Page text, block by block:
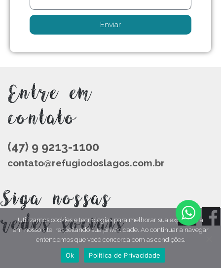
Enviar
Entre em
contato
(47) 9 9213-1100
contato@refugiodoslagos.com.br
Siga nossas
redes sociais
Utilizamos cookies e tecnologias para melhorar sua experiência
em nosso site, respeitando sua privacidade. Ao continuar a navegar
entendemos que você concorda com as condições.
Ok Política de Privacidade